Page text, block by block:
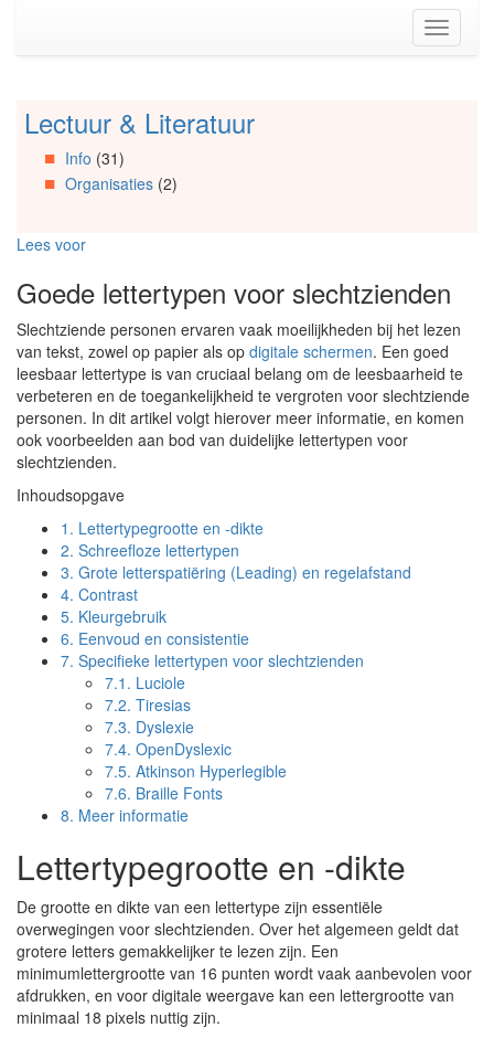
(Accesskey
Toggle
Spring
Artikels
Spring
Spring
Organisaties
Spring
naar
Social
media
Lectuur & Literatuur
Info (31)
Organisaties(2)
Lees voor
Goede lettertypen voor slechtzienden
Slechtziende personen ervaren vaak moeilijkheden bij het lezen
van tekst, zowel op papier als op digitale schermen. Een goed
leesbaar lettertype is van cruciaal belang om de leesbaarheid te
verbeteren en de toegankelijkheid te vergroten voor slechtziende
personen. In dit artikel volgt hierover meer informatie, en komen
ook voorbeelden aan bod van duidelijke lettertypen voor
slechtzienden.
Inhoudsopgave
1. Lettertypegrootte en -dikte
2. Schreefloze lettertypen
3. Grote letterspatiëring (Leading) en regelafstand
4. Contrast
5. Kleurgebruik
6. Eenvoud en consistentie
7. Specifieke lettertypen voor slechtzienden
7.1. Luciole
7.2. Tiresias
7.3. Dyslexie
7.4. OpenDyslexic
7.5. Atkinson Hyperlegible
7.6. Braille Fonts
8. Meer informatie
Lettertypegrootte en -dikte
De grootte en dikte van een lettertype zijn essentiële
overwegingen voor slechtzienden. Over het algemeen geldt dat
grotere letters gemakkelijker te lezen zijn. Een
minimumlettergrootte van 16 punten wordt vaak aanbevolen voor
afdrukken, en voor digitale weergave kan een lettergrootte van
minimaal 18 pixels nuttig zijn.